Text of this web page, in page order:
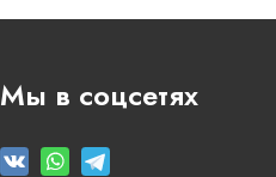
Мы в соцсетях